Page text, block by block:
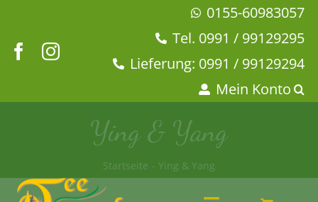
springen
0155-60983057
Tel. 0991 / 99129295
Lieferung: 0991 / 99129294
Mein Konto
Ying & Yang
Startseite Ying & Yang